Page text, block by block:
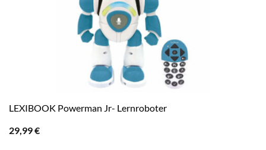
LEXIBOOK Powerman Jr- Lernroboter
29,99€